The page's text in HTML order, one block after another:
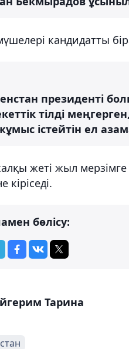
кандидатты
президенті
тілді
істейтін ел
жеті жыл
кіріседі.
бөлісу:
Тарина